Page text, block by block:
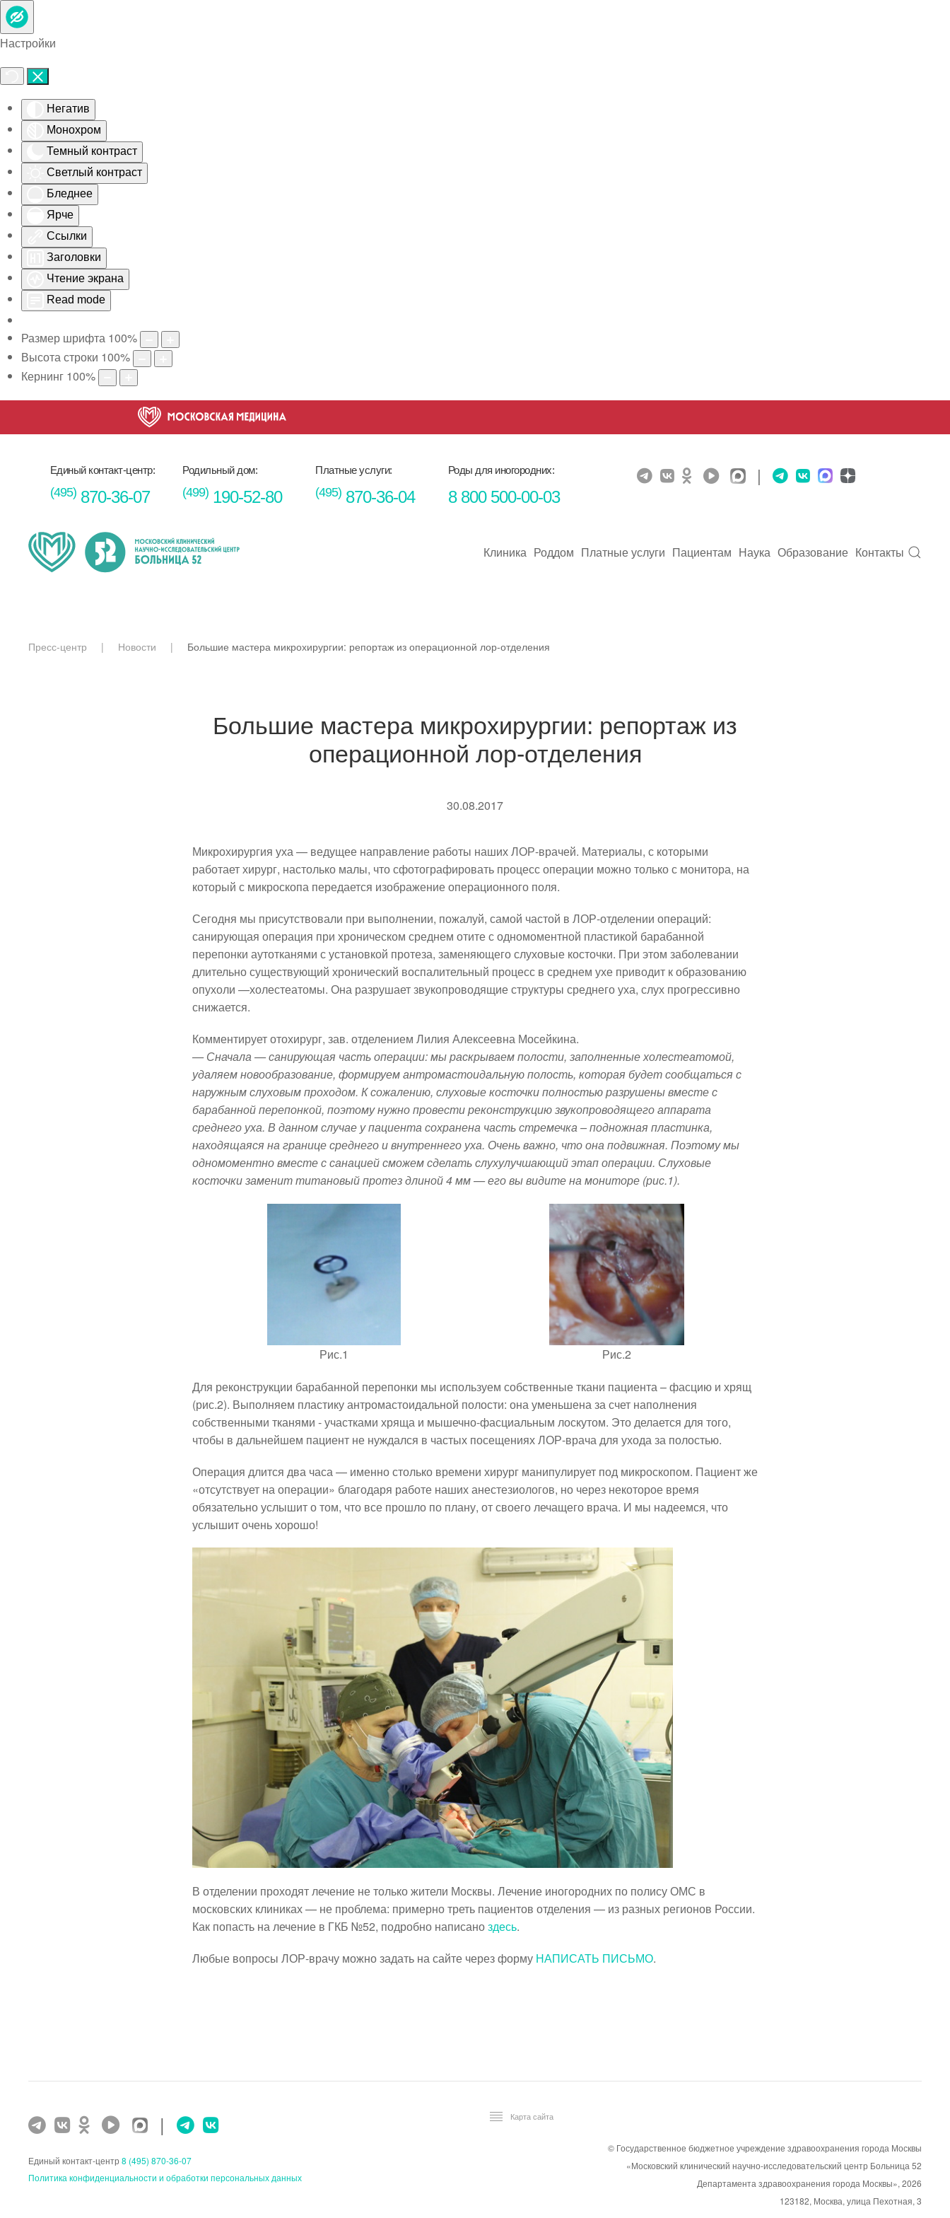
Настройки
Негатив
Монохром
Темный контраст
Светлый контраст
Бледнее
Ярче
Ссылки
Заголовки
Чтение экрана
Read mode
Размер шрифта 100%
Высота строки 100%
Кернинг 100%
Skip to main content
Единый контакт-центр:
(495)870-36-07
Родильный дом:
(499) 190-52-80
Платные услуги:
(495) 870-36-04
Роды для иногородних:
8 800 500-00-03
|
Клиника Роддом Платные услуги Пациентам Наука Образование Контакты
Пресс-центр Новости Большие мастера микрохирургии: репортаж из операционной лор-отделения
Большие мастера микрохирургии: репортаж из
операционной лор-отделения
30.08.2017
Микрохирургия уха — ведущее направление работы наших ЛОР-врачей. Материалы, с которыми
работает хирург, настолько малы, что сфотографировать процесс операции можно только с монитора, на
который с микроскопа передается изображение операционного поля.
Сегодня мы присутствовали при выполнении, пожалуй, самой частой в ЛОР-отделении операций:
санирующая операция при хроническом среднем отите с одномоментной пластикой барабанной
перепонки аутотканями с установкой протеза, заменяющего слуховые косточки. При этом заболевании
длительно существующий хронический воспалительный процесс в среднем ухе приводит к образованию
опухоли —холестеатомы. Она разрушает звукопроводящие структуры среднего уха, слух прогрессивно
снижается.
Комментирует отохирург, зав. отделением Лилия Алексеевна Мосейкина.
— Сначала — санирующая часть операции: мы раскрываем полости, заполненные холестеатомой,
удаляем новообразование, формируем антромастоидальную полость, которая будет сообщаться с
наружным слуховым проходом. К сожалению, слуховые косточки полностью разрушены вместе с
барабанной перепонкой, поэтому нужно провести реконструкцию звукопроводящего аппарата
среднего уха. В данном случае у пациента сохранена часть стремечка – подножная пластинка,
находящаяся на границе среднего и внутреннего уха. Очень важно, что она подвижная. Поэтому мы
одномоментно вместе с санацией сможем сделать слухулучшающий этап операции. Слуховые
косточки заменит титановый протез длиной 4 мм — его вы видите на мониторе (рис.1).
Рис.1
Рис.2
Для реконструкции барабанной перепонки мы используем собственные ткани пациента – фасцию и хрящ
(рис.2). Выполняем пластику антромастоидальной полости: она уменьшена за счет наполнения
собственными тканями - участками хряща и мышечно-фасциальным лоскутом. Это делается для того,
чтобы в дальнейшем пациент не нуждался в частых посещениях ЛОР-врача для ухода за полостью.
Операция длится два часа — именно столько времени хирург манипулирует под микроскопом. Пациент же
«отсутствует на операции» благодаря работе наших анестезиологов, но через некоторое время
обязательно услышит о том, что все прошло по плану, от своего лечащего врача. И мы надеемся, что
услышит очень хорошо!
В отделении проходят лечение не только жители Москвы. Лечение иногородних по полису ОМС в
московских клиниках — не проблема: примерно треть пациентов отделения — из разных регионов России.
Как попасть на лечение в ГКБ №52, подробно написаноздесь.
Любые вопросы ЛОР-врачу можно задать на сайте через форму НАПИСАТЬ ПИСЬМО.
|
Единый контакт-центр 8 (495) 870-36-07
Политика конфиденциальности и обработки персональных данных
Карта сайта
© Государственное бюджетное учреждение здравоохранения города Москвы
«Московский клинический научно-исследовательский центр Больница 52
Департамента здравоохранения города Москвы», 2026
123182, Москва, улица Пехотная, 3